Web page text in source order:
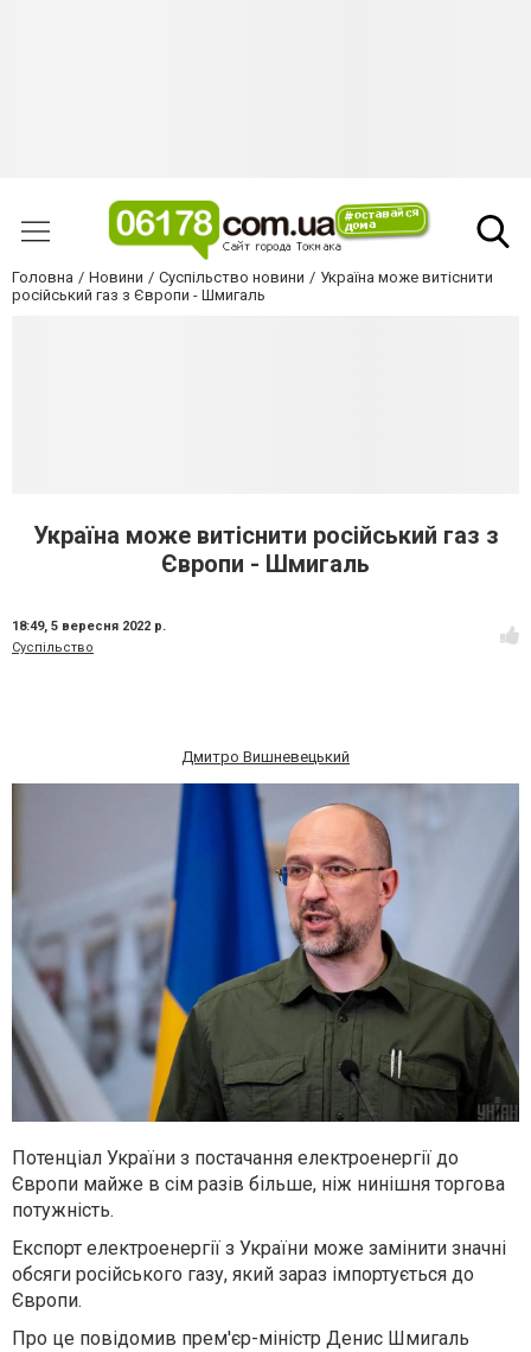
Головна Новини Суспільство новини
Україна може витіснити
російський газ з Європи - Шмигаль
Україна може витіснити російський газ з
Європи - Шмигаль
18:49, 5 вересня 2022 р.
Суспільство
Дмитро Вишневецький
Потенціал України з постачання електроенергії до
Європи майже в сім разів більше, ніж нинішня торгова
потужність.
Експорт електроенергії з України може замінити значні
обсяги російського газу, який зараз імпортується до
Європи.
Про це повідомив прем'єр-міністр Денис Шмигаль